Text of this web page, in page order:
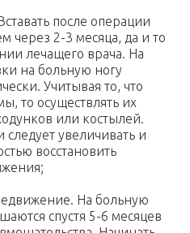
после операции
через 2-3 месяца, да и то
лечащего врача. На
на больную ногу
Учитывая то, что
то осуществлять их
или костылей.
следует увеличивать и
восстановить
На больную
спустя 5-6 месяцев